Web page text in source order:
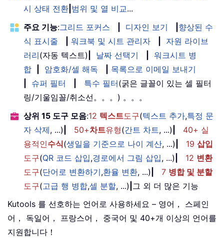
시 상태 전환 범위 및 열 비교...
주요 기능:그리드 포커스 디자인 보기
향상된 수
식 표시줄
워크북 및 시트 관리자
자원 라이브
러리(자동 텍스트) 날짜 선택기
워크시트 병
합
암호화/셀 해독
목록으로 이메일 보내기
슈퍼 필터 특수 필터(굵은 글꼴이 있는 셀 필터
링/기울임꼴/취소선。。。) 。。。
상위 15 도구 모음:12 텍스트도구(텍스트 추가,특정 문
자 삭제, ...) 50+차트유형(간트 차트, ...)
40+ 실
용적인수식(생일을 기준으로 나이 계산, ...) 19 삽입
도구(QR 코드 삽입,경로에서 그림 삽입, ...) 12 변환
도구(단어로 변환하기,환율 변환, ...) 7 병합 및 분할
도구(고급 행 병합,셀 분할, ...) 그 외 더 많은 기능
Kutools 를 선호하는 언어로 사용하세요 – 영어， 스페인
어， 독일어， 프랑스어， 중국어 및 40+개 이상의 언어를
지원합니다！